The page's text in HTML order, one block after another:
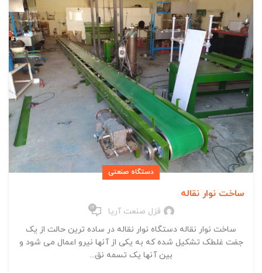
دستگاه صنعتی
ساخت نوار نقاله
قزل صنعت آریا 16
ساخت نوار نقاله دستگاه نوار نقاله در ساده ترین حالت از یک
جفت غلطک تشکیل شده که به یکی از آنها نیرو اعمال می شود و
بین آنها یک تسمه نق...